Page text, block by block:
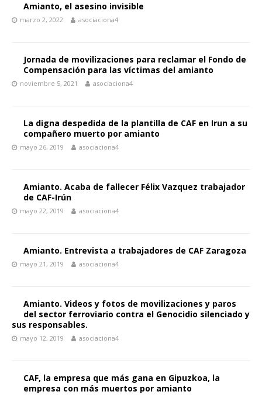
Amianto, el asesino invisible
marzo 2, 2022 asociaciona4
Jornada de movilizaciones para reclamar el Fondo de
Compensación para las víctimas del amianto
noviembre 5, 2021 asociaciona4
La digna despedida de la plantilla de CAF en Irun a su
compañero muerto por amianto
mayo 26, 2019 asociaciona4
Amianto. Acaba de fallecer Félix Vazquez trabajador
de CAF-Irún
mayo 22, 2019 asociaciona4
Amianto. Entrevista a trabajadores de CAF Zaragoza
mayo 21, 2019 asociaciona4
Amianto. Videos y fotos de movilizaciones y paros
del sector ferroviario contra el Genocidio silenciado y
sus responsables.
mayo 12, 2019 asociaciona4
CAF, la empresa que más gana en Gipuzkoa, la
empresa con más muertos por amianto